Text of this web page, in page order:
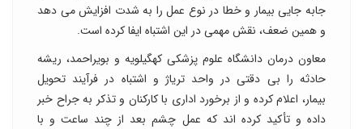
جابه جایی بیمار و خطا در نوع عمل را به شدت افزایش می دهد
و همین ضعف، نقش مهمی در این اشتباه ایفا کرده است.
معاون درمان دانشگاه علوم پزشکی کهگیلویه و بویراحمد، ریشه
حادثه را بی دقتی در واحد تریاژ و اشتباه در فرآیند تحویل
بیمار، اعلام کرده و از برخورد اداری با کارکنان و تذکر به جراح خبر
داده و تأکید کرده اند که عمل چشم بعد از چند ساعت و با